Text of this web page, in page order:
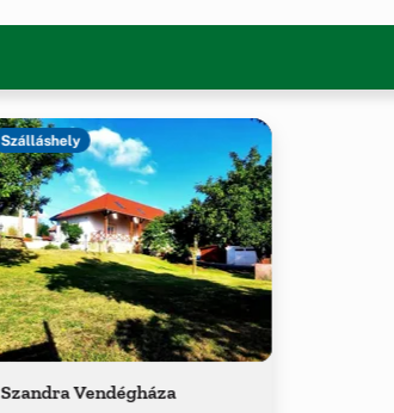
Szálláshely
Szandra Vendégháza